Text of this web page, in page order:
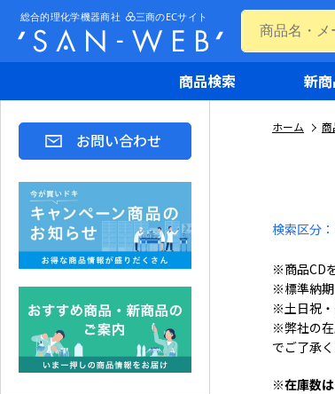
商品検索 新
ホーム 商
検索区分：
※商品CD
※標準納期
※土日祝・
※弊社の在
でご了承く
※在庫数は
お問い合わせ